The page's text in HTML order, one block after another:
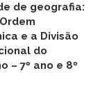
de geografia:
e a Divisão
do
– 7º ano e 8º